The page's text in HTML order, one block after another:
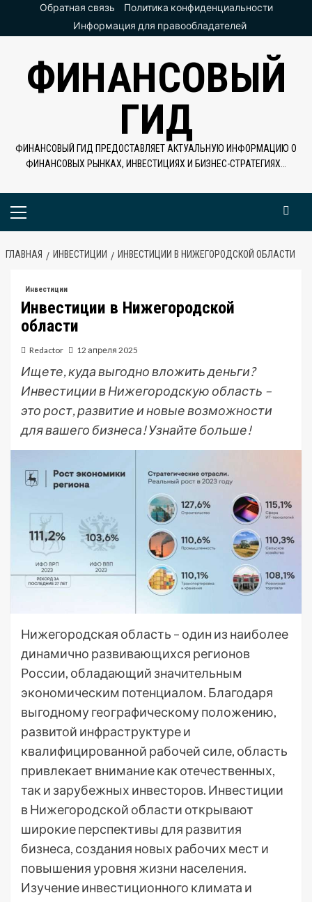
ПерейтиОбратная связь
Политика конфиденциальности
Информация для правообладателей
ФИНАНСОВЫЙ
ГИД
ФИНАНСОВЫЙ ГИД ПРЕДОСТАВЛЯЕТ АКТУАЛЬНУЮ ИНФОРМАЦИЮ О
ФИНАНСОВЫХ РЫНКАХ, ИНВЕСТИЦИЯХ И БИЗНЕС-СТРАТЕГИЯХ…
Основное
ГЛАВНАЯ ИНВЕСТИЦИИ ИНВЕСТИЦИИ В НИЖЕГОРОДСКОЙ ОБЛАСТИ
Инвестиции
Инвестиции в Нижегородской
области
Redactor 12 апреля 2025
Ищете, куда выгодно вложить деньги?
Инвестиции в Нижегородскую область –
это рост, развитие и новые возможности
для вашего бизнеса! Узнайте больше!
Нижегородская область – один из наиболее
динамично развивающихся регионов
России, обладающий значительным
экономическим потенциалом. Благодаря
выгодному географическому положению,
развитой инфраструктуре и
квалифицированной рабочей силе, область
привлекает внимание как отечественных,
так и зарубежных инвесторов. Инвестиции
в Нижегородской области открывают
широкие перспективы для развития
бизнеса, создания новых рабочих мест и
повышения уровня жизни населения.
Изучение инвестиционного климата и